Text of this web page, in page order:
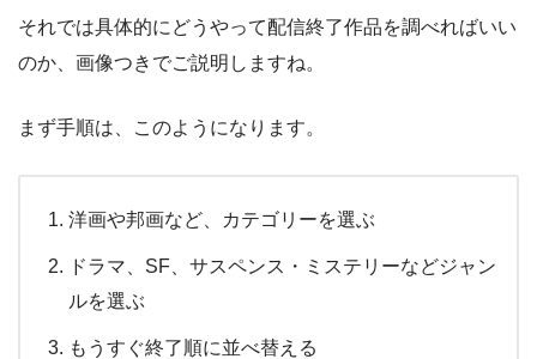
それでは具体的にどうやって配信終了作品を調べればいい
のか、画像つきでご説明しますね。
まず手順は、このようになります。
洋画や邦画など、カテゴリーを選ぶ
ドラマ、SF、サスペンス・ミステリーなどジャン
ルを選ぶ
もうすぐ終了順に並べ替える